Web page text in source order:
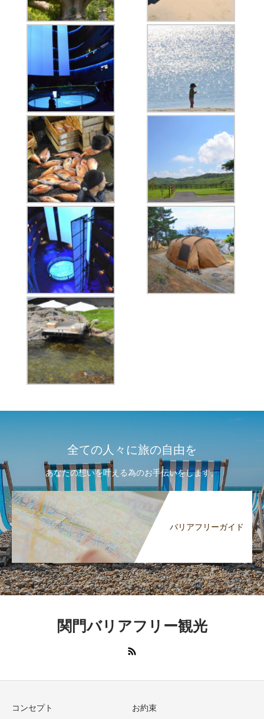
全ての人々に旅の自由を
あなたの想いを叶える為のお手伝いをします。
バリアフリーガイド
関門バリアフリー観光
コンセプト お約束